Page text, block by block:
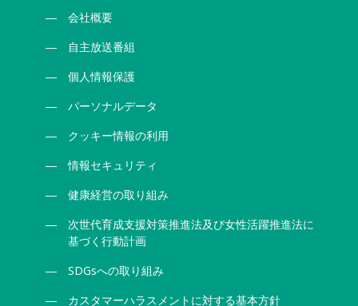
会社概要
自主放送番組
個人情報保護
パーソナルデータ
クッキー情報の利用
情報セキュリティ
健康経営の取り組み
次世代育成支援対策推進法及び女性活躍推進法に
基づく行動計画
SDGsへの取り組み
カスタマーハラスメントに対する基本方針